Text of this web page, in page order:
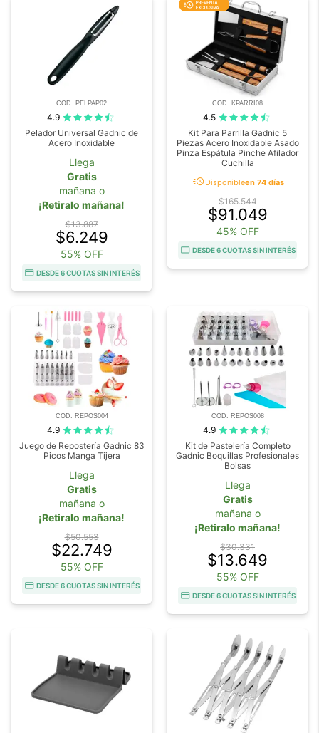
COD. PELPAP02
4.9
Pelador Universal Gadnic de
Acero Inoxidable
Llega
Gratis
mañana o
¡Retiralo mañana!
$13.887
$6.249
55% OFF
DESDE 6 CUOTAS SIN INTERÉS
COD. KPARRI08
4.5
Kit Para Parrilla Gadnic 5
Piezas Acero Inoxidable Asado
Pinza Espátula Pinche Afilador
Cuchilla
acuteDisponibleen 74 días
$165.544
$91.049
45% OFF
DESDE 6 CUOTAS SIN INTERÉS
COD. REPOS004
4.9
Juego de Repostería Gadnic 83
Picos Manga Tijera
Llega
Gratis
mañana o
¡Retiralo mañana!
$50.553
$22.749
55% OFF
DESDE 6 CUOTAS SIN INTERÉS
COD. REPOS008
4.9
Kit de Pastelería Completo
Gadnic Boquillas Profesionales
Bolsas
Llega
Gratis
mañana o
¡Retiralo mañana!
$30.331
$13.649
55% OFF
DESDE 6 CUOTAS SIN INTERÉS